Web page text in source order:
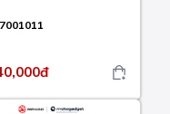
7001011